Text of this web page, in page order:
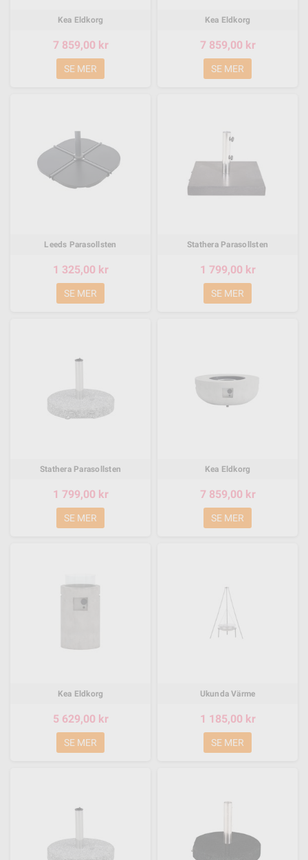
Kea Eldkorg
7 859,00 kr
SE MER
Kea Eldkorg
7 859,00 kr
SE MER
Leeds Parasollsten
1 325,00 kr
SE MER
Stathera Parasollsten
1 799,00 kr
SE MER
Stathera Parasollsten
1 799,00 kr
SE MER
Kea Eldkorg
7 859,00 kr
SE MER
Kea Eldkorg
5 629,00 kr
SE MER
Ukunda Värme
1 185,00 kr
SE MER